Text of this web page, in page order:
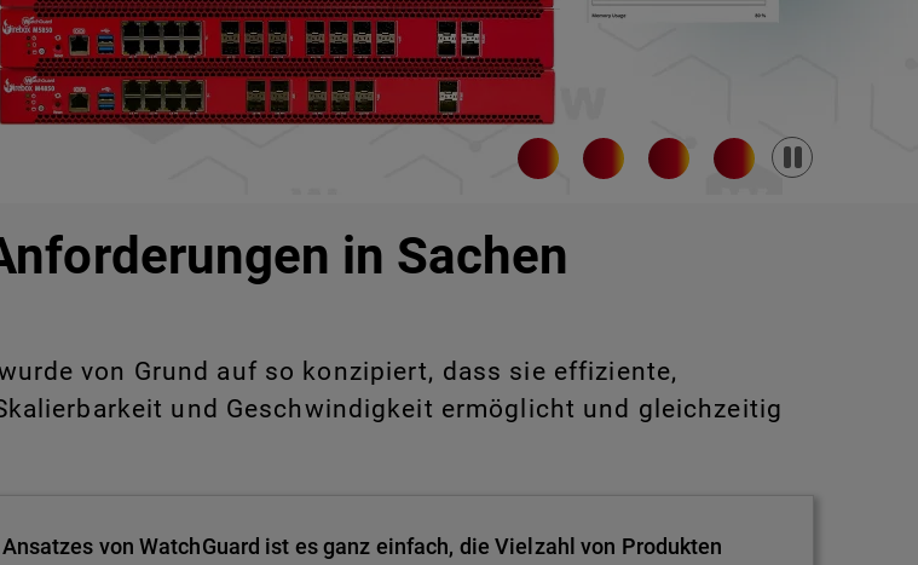
Pause
in Sachen
von Grund auf so konzipiert, dass sie effiziente,
und Geschwindigkeit ermöglicht und gleichzeitig
von WatchGuard ist es ganz einfach, die Vielzahl von Produkten